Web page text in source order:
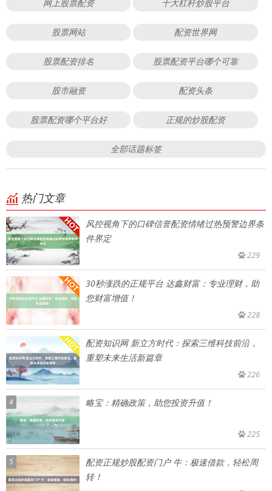
网上股票配资 十大杠杆炒股平台
股票网站 配资世界网
股票配资排名 股票配资平台哪个可靠
股市融资 配资头条
股票配资哪个平台好 正规的炒股配资
全部话题标签
热门文章
风控视角下的口碑信誉配资情绪过热预警边界条
件界定
229
30秒涨跌的正规平台 达鑫财富：专业理财，助
您财富增值！
228
配资知识网 新立方时代：探索三维科技前沿，
重塑未来生活新篇章
226
4 略宝：精确政策，助您投资升值！
225
5
配资正规炒股配资门户 牛：极速借款，轻松周
转！